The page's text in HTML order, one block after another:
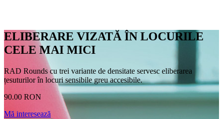
ELIBERARE VIZATĂ ÎN LOCURILE
CELE MAI MICI
RAD Rounds cu trei variante de densitate servesc eliberarea
țesuturilor în locuri sensibile greu accesibile.
90.00 RON
Mă interesează